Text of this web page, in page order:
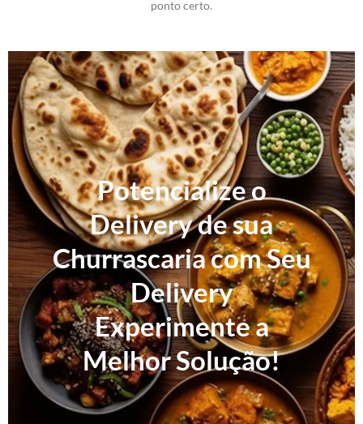
ponto certo.
Potencialize o
Delivery de sua
Churrascaria com Seu
Delivery
Experimente a
Melhor Solução!